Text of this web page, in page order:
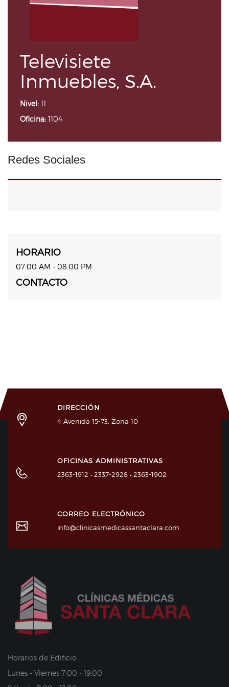
Televisiete
Inmuebles, S.A.
Nivel: 11
Oficina: 1104
Redes Sociales
HORARIO
07:00 AM - 08:00 PM
CONTACTO
DIRECCIÓN
4 Avenida 15-73, Zona 10
OFICINAS ADMINISTRATIVAS
2363-1912 • 2337-2928 • 2363-1902
CORREO ELECTRÓNICO
info@clinicasmedicassantaclara.com
Horarios de Edificio
Lunes - Viernes 7:00 - 19:00